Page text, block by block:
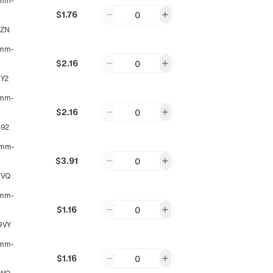
$1.76 0
$2.16 0
$2.16 0
$3.91 0
$1.16 0
$1.16 0